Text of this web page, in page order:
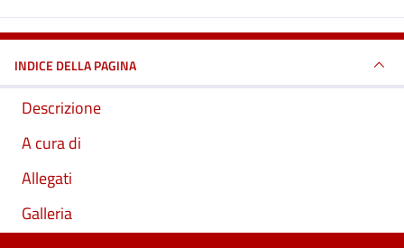
INDICE DELLA PAGINA
Descrizione
A cura di
Allegati
Galleria